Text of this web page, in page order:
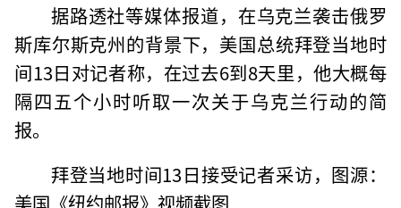
据路透社等媒体报道，在乌克兰袭击俄罗
斯库尔斯克州的背景下，美国总统拜登当地时
间13日对记者称，在过去6到8天里，他大概每
隔四五个小时听取一次关于乌克兰行动的简
报。
拜登当地时间13日接受记者采访，图源：
美国《纽约邮报》视频截图